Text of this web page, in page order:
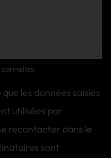
les données saisies
utilisées par
recontacter dans le
sont